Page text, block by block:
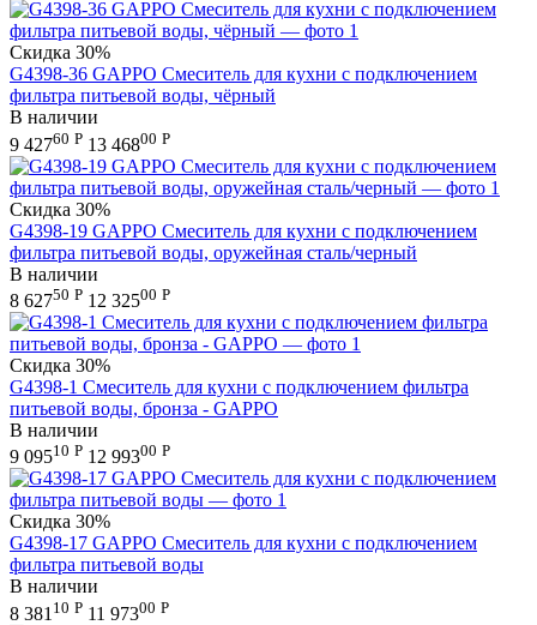
Скидка 30%
G4398-36 GAPPO Смеситель для кухни с подключением
фильтра питьевой воды, чёрный
В наличии
9 42760 Р 13 46800 Р
Скидка 30%
G4398-19 GAPPO Смеситель для кухни с подключением
фильтра питьевой воды, оружейная сталь/черный
В наличии
8 62750 Р 12 32500 Р
Скидка 30%
G4398-1 Смеситель для кухни с подключением фильтра
питьевой воды, бронза - GAPPO
В наличии
9 09510 Р 12 99300 Р
Скидка 30%
G4398-17 GAPPO Смеситель для кухни с подключением
фильтра питьевой воды
В наличии
8 381 10 Р 11 97300 Р